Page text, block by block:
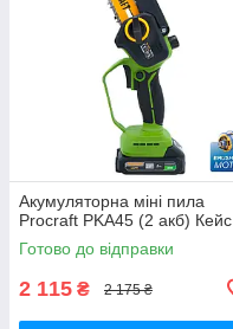
Акумуляторна міні пила
Procraft PKA45 (2 акб) Кейс
Готово до відправки
2 115 ₴ 2 175 ₴